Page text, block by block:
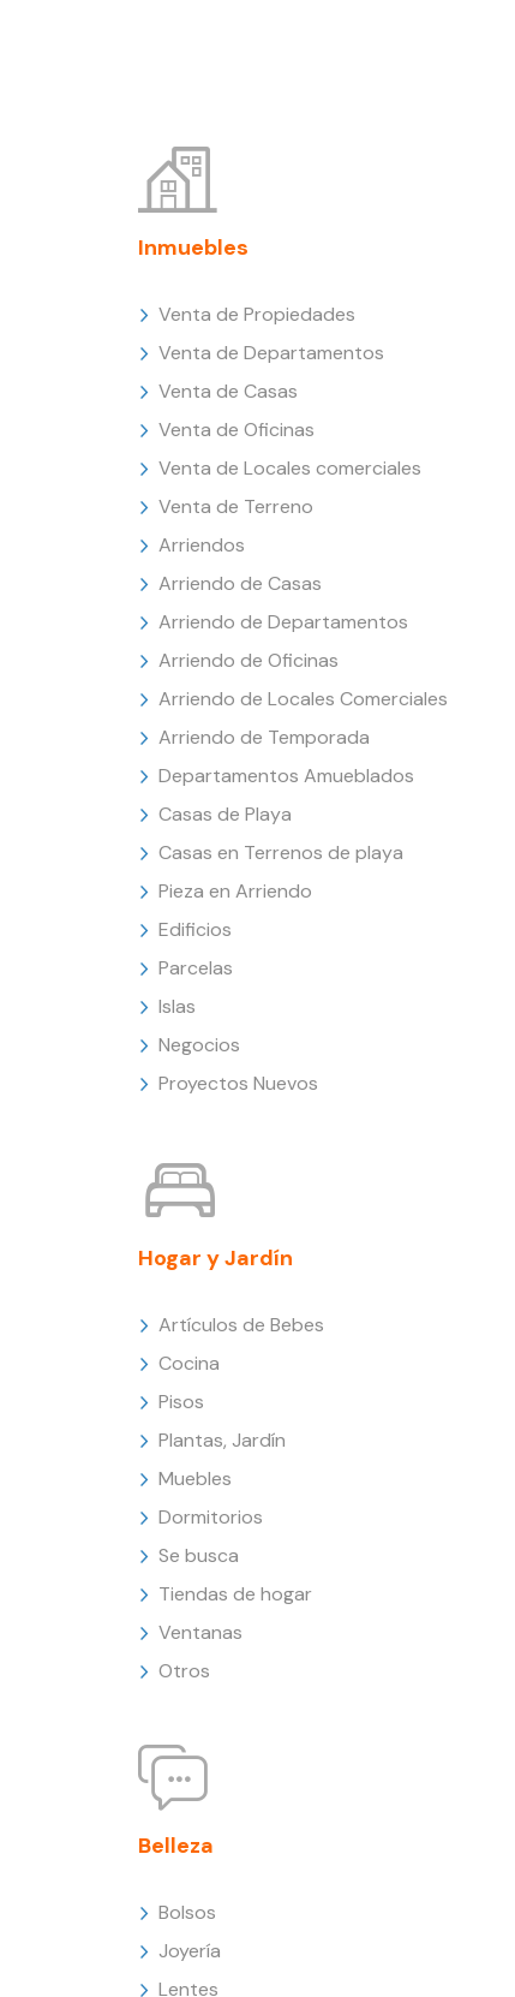
Inmuebles
Venta de Propiedades
Venta de Departamentos
Venta de Casas
Venta de Oficinas
Venta de Locales comerciales
Venta de Terreno
Arriendos
Arriendo de Casas
Arriendo de Departamentos
Arriendo de Oficinas
Arriendo de Locales Comerciales
Arriendo de Temporada
Departamentos Amueblados
Casas de Playa
Casas en Terrenos de playa
Pieza en Arriendo
Edificios
Parcelas
Islas
Negocios
Proyectos Nuevos
Hogar y Jardín
Artículos de Bebes
Cocina
Pisos
Plantas, Jardín
Muebles
Dormitorios
Se busca
Tiendas de hogar
Ventanas
Otros
Belleza
Bolsos
Joyería
Lentes